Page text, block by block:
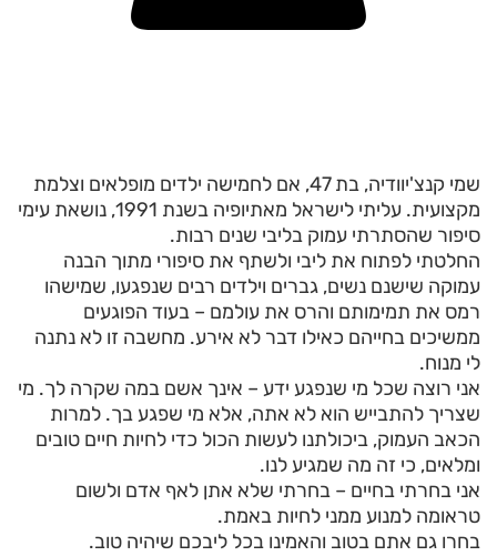
שמי קנצ'יוודיה, בת 47, אם לחמישה ילדים מופלאים וצלמת
מקצועית. עליתי לישראל מאתיופיה בשנת 1991, נושאת עימי
סיפור שהסתרתי עמוק בליבי שנים רבות.
החלטתי לפתוח את ליבי ולשתף את סיפורי מתוך הבנה
עמוקה שישנם נשים, גברים וילדים רבים שנפגעו, שמישהו
רמס את תמימותם והרס את עולמם – בעוד הפוגעים
ממשיכים בחייהם כאילו דבר לא אירע. מחשבה זו לא נתנה
לי מנוח.
אני רוצה שכל מי שנפגע ידע – אינך אשם במה שקרה לך. מי
שצריך להתבייש הוא לא אתה, אלא מי שפגע בך. למרות
הכאב העמוק, ביכולתנו לעשות הכול כדי לחיות חיים טובים
ומלאים, כי זה מה שמגיע לנו.
אני בחרתי בחיים – בחרתי שלא אתן לאף אדם ולשום
טראומה למנוע ממני לחיות באמת.
בחרו גם אתם בטוב והאמינו בכל ליבכם שיהיה טוב.